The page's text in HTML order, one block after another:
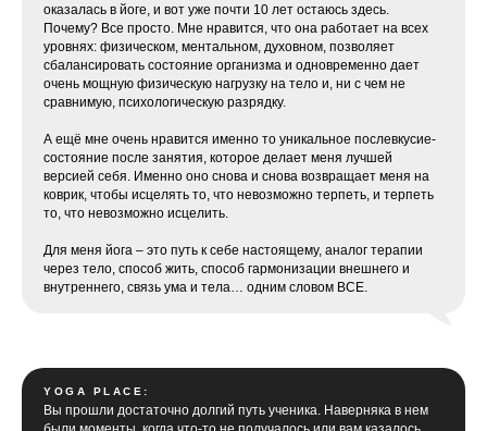
оказалась в йоге, и вот уже почти 10 лет остаюсь здесь.
Почему? Все просто. Мне нравится, что она работает на всех
уровнях: физическом, ментальном, духовном, позволяет
сбалансировать состояние организма и одновременно дает
очень мощную физическую нагрузку на тело и, ни с чем не
сравнимую, психологическую разрядку.
А ещё мне очень нравится именно то уникальное послевкусие-
состояние после занятия, которое делает меня лучшей
версией себя. Именно оно снова и снова возвращает меня на
коврик, чтобы исцелять то, что невозможно терпеть, и терпеть
то, что невозможно исцелить.
Для меня йога – это путь к себе настоящему, аналог терапии
через тело, способ жить, способ гармонизации внешнего и
внутреннего, связь ума и тела… одним словом ВСЕ.
YOGA PLACE:
Вы прошли достаточно долгий путь ученика. Наверняка в нем